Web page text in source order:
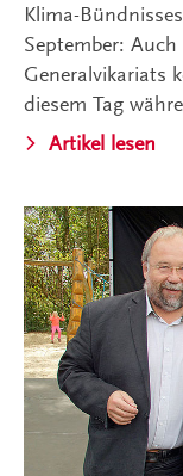
Klima-
September:
Generalvikariats
diesem Tag
Artikel lesen